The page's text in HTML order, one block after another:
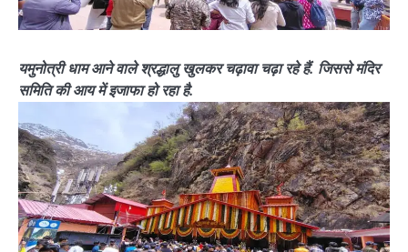
यमुनोत्री धाम आने वाले श्रद्धालु खुलकर चढ़ावा चढ़ा रहे हैं. जिससे मंदिर
समिति की आय में इजाफा हो रहा है.